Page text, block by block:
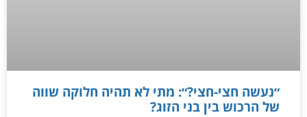
״נעשה חצי-חצי?״: מתי לא תהיה חלוקה שווה
של הרכוש בין בני הזוג?